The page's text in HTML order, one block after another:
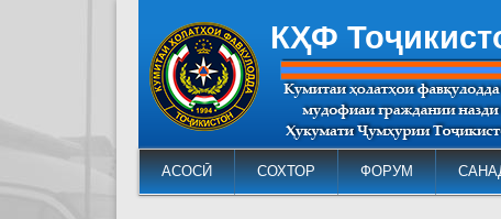
КҲФ
АСОСӢ СОХТОР ФОРУМ